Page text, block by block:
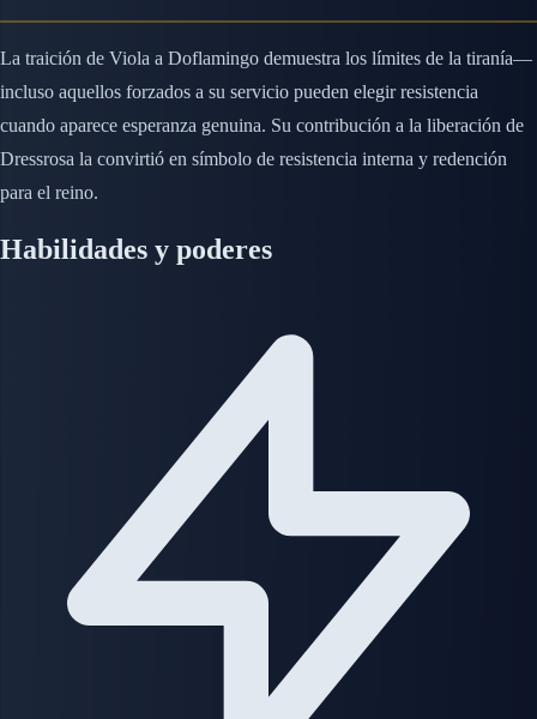
La traición de Viola a Doflamingo demuestra los límites de la tiranía—
incluso aquellos forzados a su servicio pueden elegir resistencia
cuando aparece esperanza genuina. Su contribución a la liberación de
Dressrosa la convirtió en símbolo de resistencia interna y redención
para el reino.
Habilidades y poderes